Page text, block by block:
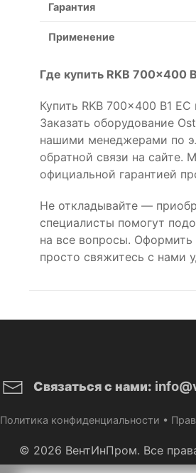
Гарантия
Применение
Где купить RKB 700x400
Купить RKB 700x400 B1
Заказать оборудование
нашими менеджерами по
обратной связи на сайте.
официальной гарантией
Не откладывайте —
специалисты помогут
на все вопросы.
просто свяжитесь с нами
Связаться с нами:
Политика конфиденциальности •
© 2026 ВентИнПром. Все